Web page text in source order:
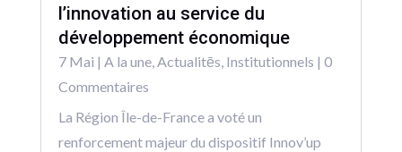
l’innovation au service du
développement économique
7 Mai | A la une,Actualitēs, Institutionnels | 0
Commentaires
La Région Île-de-France a voté un
renforcement majeur du dispositif Innov’up